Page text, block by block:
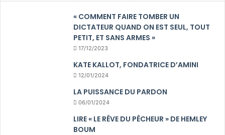
« COMMENT FAIRE TOMBER UN
DICTATEUR QUAND ON EST SEUL, TOUT
PETIT, ET SANS ARMES »
17/12/2023
KATE KALLOT, FONDATRICE D’AMINI
12/01/2024
LA PUISSANCE DU PARDON
06/01/2024
LIRE « LE RÊVE DU PÊCHEUR » DE HEMLEY
BOUM